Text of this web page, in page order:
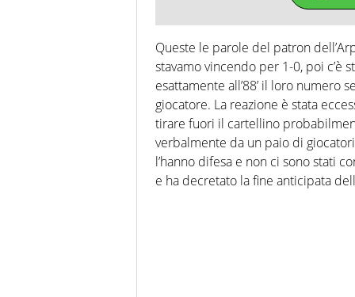
Queste le parole del patron
stavamo vincendo per 1-0, poi c’è
esattamente all’88’ il loro numero
giocatore. La reazione è stata
tirare fuori il cartellino
verbalmente da un paio di
l’hanno difesa e non ci sono stati
e ha decretato la fine anticipata